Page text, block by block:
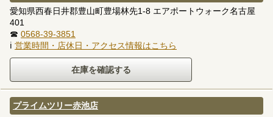
愛知県西春日井郡豊山町豊場林先1-8 エアポートウォーク名古屋
401
☎ 0568-39-3851
ℹ 営業時間・店休日・アクセス情報はこちら
プライムツリー赤池店